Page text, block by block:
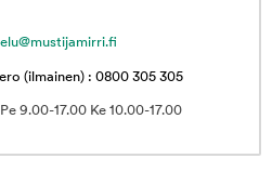
(ilmainen) : 0800 305 305
9.00-17.00 Ke 10.00-17.00